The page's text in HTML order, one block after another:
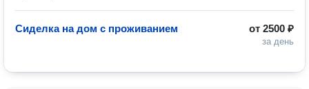
от 2500 ₽
за день
Сиделка на дом с проживанием